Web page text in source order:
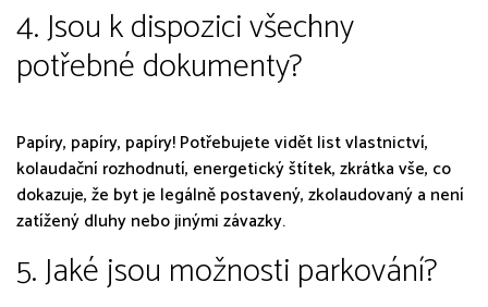
4. Jsou k dispozici všechny
potřebné dokumenty?
Papíry, papíry, papíry! Potřebujete vidět list vlastnictví,
kolaudační rozhodnutí, energetický štítek, zkrátka vše, co
dokazuje, že byt je legálně postavený, zkolaudovaný a není
zatížený dluhy nebo jinými závazky.
5. Jaké jsou možnosti parkování?